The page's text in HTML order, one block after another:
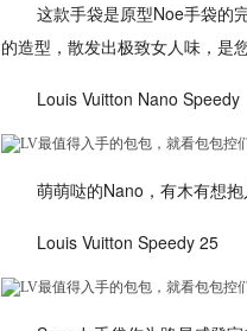
这款手袋是原型Noe手袋的
的造型，散发出极致女人味，是
Louis Vuitton Nano Speedy
萌萌哒的Nano，有木有想
Louis Vuitton Speedy 25